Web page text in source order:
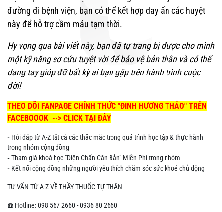
đường đi bệnh viện, bạn có thể kết hợp day ấn các huyệt
này để hỗ trợ cầm máu tạm thời.
Hy vọng qua bài viết này, bạn đã tự trang bị được cho mình
một kỹ năng sơ cứu tuyệt vời để bảo vệ bản thân và có thể
dang tay giúp đỡ bất kỳ ai bạn gặp trên hành trình cuộc
đời!
THEO DÕI FANPAGE CHÍNH THỨC "ĐINH HƯƠNG THẢO" TRÊN
FACEBOOOK --> CLICK TẠI ĐÂY
- Hỏi đáp từ A-Z tất cả các thắc mắc trong quá trình học tập & thực hành
trong nhóm cộng đồng
-Tham giá khoá học "Diện Chẩn Căn Bản" Miễn Phí trong nhóm
- Kết nối cộng đồng những người yêu thích chăm sóc sức khoẻ chủ động
TƯ VẤN TỪ A-Z VỀ THẦY THUỐC TỰ THÂN
☎️ Hotline: 098 567 2660 - 0936 80 2660